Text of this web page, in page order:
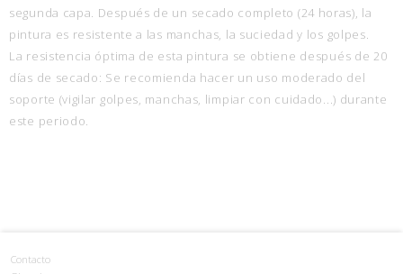
segunda capa. Después de un secado completo (24 horas), la
pintura es resistente a las manchas, la suciedad y los golpes.
La resistencia óptima de esta pintura se obtiene después de 20
días de secado: Se recomienda hacer un uso moderado del
soporte (vigilar golpes, manchas, limpiar con cuidado...) durante
este periodo.
Contacto